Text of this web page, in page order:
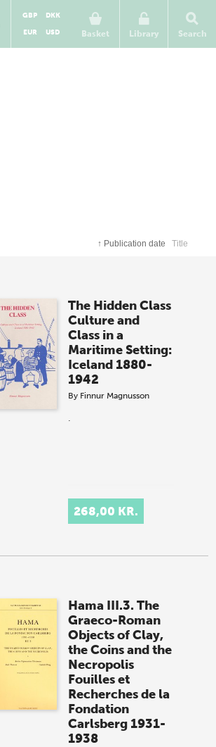
Basket
GBP
DKK
EUR
USD Library Search
↑ Publication date Title
The Hidden Class
Culture and
Class in a
Maritime Setting:
Iceland 1880-
1942
By Finnur Magnusson
.
268,00 KR.
Hama III.3. The
Graeco-Roman
Objects of Clay,
the Coins and the
Necropolis
Fouilles et
Recherches de la
Fondation
Carlsberg 1931-
1938